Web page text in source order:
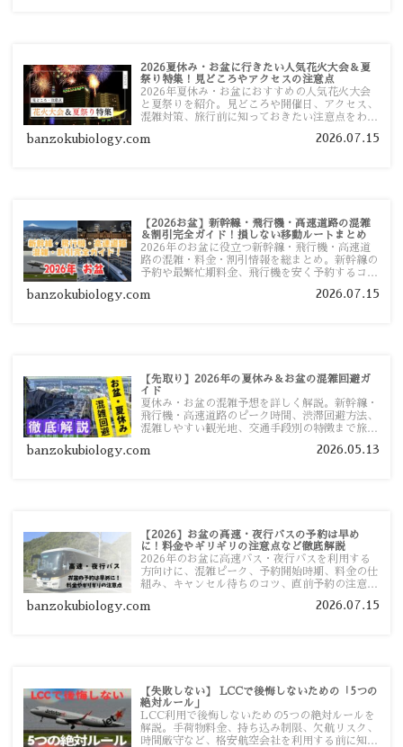
2026夏休み・お盆に行きたい人気花火大会＆夏
祭り特集！見どころやアクセスの注意点
2026年夏休み・お盆におすすめの人気花火大会
と夏祭りを紹介。見どころや開催日、アクセス、
混雑対策、旅行前に知っておきたい注意点をわか
banzokubiology.com 2026.07.15
【2026お盆】新幹線・飛行機・高速道路の混雑
＆割引完全ガイド！損しない移動ルートまとめ
2026年のお盆に役立つ新幹線・飛行機・高速道
路の混雑・料金・割引情報を総まとめ。新幹線の
予約や最繁忙期料金、飛行機を安く予約するコ
い移動方法を分かりやすく解説します。
banzokubiology.com 2026.07.15
【先取り】2026年の夏休み＆お盆の混雑回避ガ
イド
夏休み・お盆の混雑予想を詳しく解説。新幹線・
飛行機・高速道路のピーク時間、渋滞回避方法、
混雑しやすい観光地、交通手段別の特徴まで旅行
banzokubiology.com 2026.05.13
【2026】お盆の高速・夜行バスの予約は早め
に！料金やギリギリの注意点など徹底解説
2026年のお盆に高速バス・夜行バスを利用する
方向けに、混雑ピーク、予約開始時期、料金の仕
組み、キャンセル待ちのコツ、直前予約の注意点
banzokubiology.com 2026.07.15
【失敗しない】 LCCで後悔しないための「5つの
絶対ルール」
LCC利用で後悔しないための5つの絶対ルールを
解説。手荷物料金、持ち込み制限、欠航リスク、
時間厳守など、格安航空会社を利用する前に知っ